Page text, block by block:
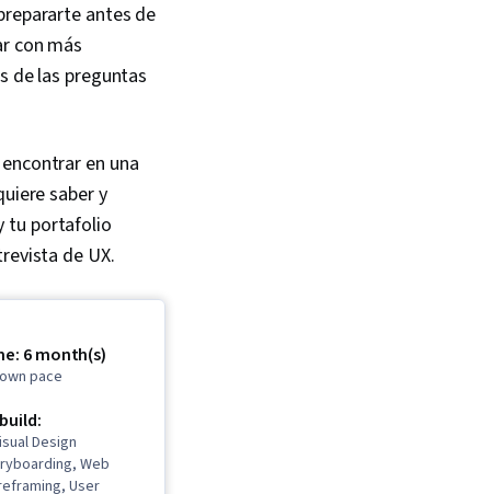
antes de
con más
de las preguntas
en una
saber y
tu portafolio
de UX.
6 month(s)
pace
Design
Web
User